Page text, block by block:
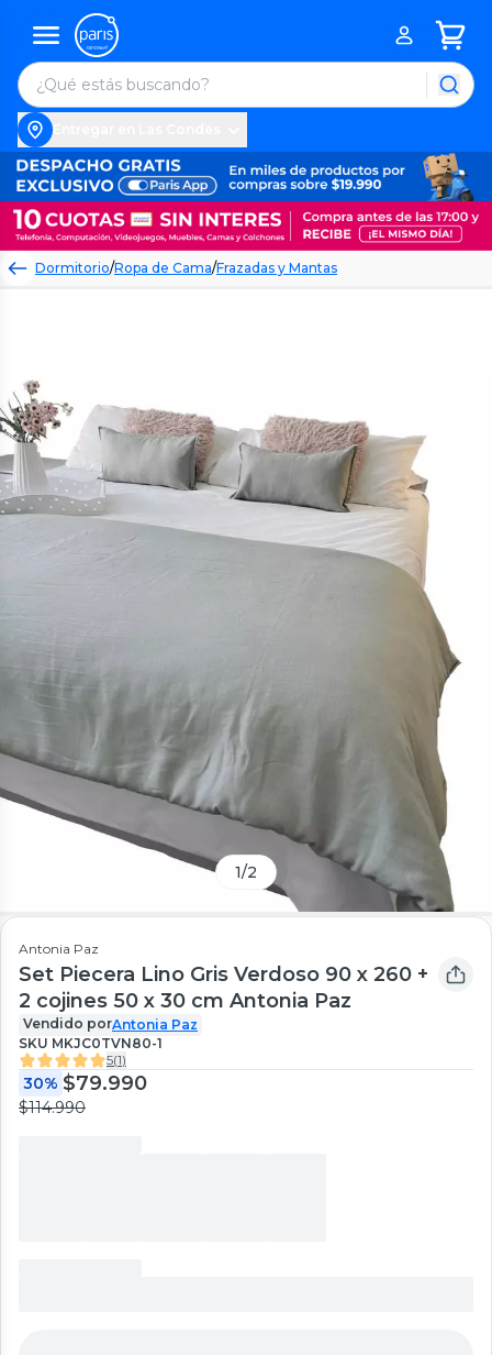
Dormitorio/Ropa de Cama/Frazadas y Mantas
1/2
Antonia Paz
Set Piecera Lino Gris Verdoso 90 x 260 +
2 cojines 50 x 30 cm Antonia Paz
Vendido porAntonia Paz
SKU MKJC0TVN80-1
5(1)
30% $79.990
$114.990